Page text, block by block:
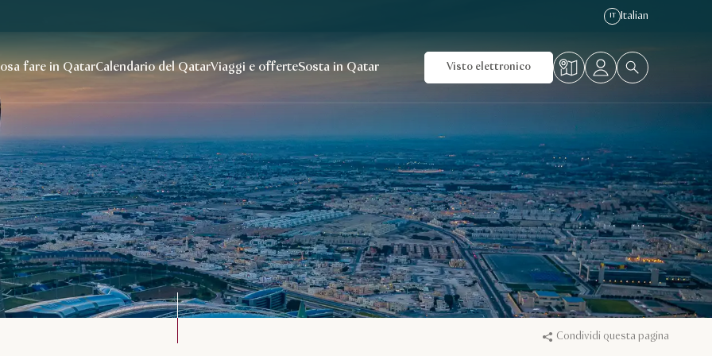
IT Italian
fare in QatarCalendario del QatarViaggi e offerteSosta in Qatar Visto elettronico
Condividi questa pagina